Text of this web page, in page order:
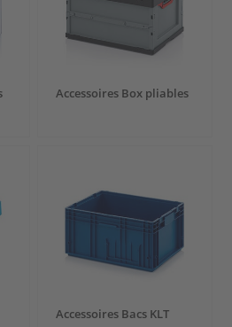
Accessoires Box pliables
Accessoires Bacs KLT